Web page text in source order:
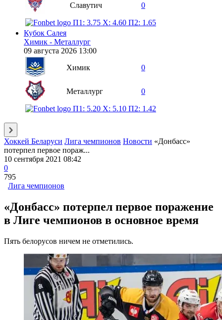
Славутич 0
П1: 3.75 X: 4.60 П2: 1.65
Кубок Салея
Химик - Металлург
09 августа 2026 13:00
Химик
0
Металлург 0
П1: 5.20 X: 5.10 П2: 1.42
Хоккей Беларуси Лига чемпионов Новости «Донбасс»
потерпел первое пораж...
10 сентября 2021 08:42
0
795
Лига чемпионов
«Донбасс» потерпел первое поражение
в Лиге чемпионов в основное время
Пять белорусов ничем не отметились.